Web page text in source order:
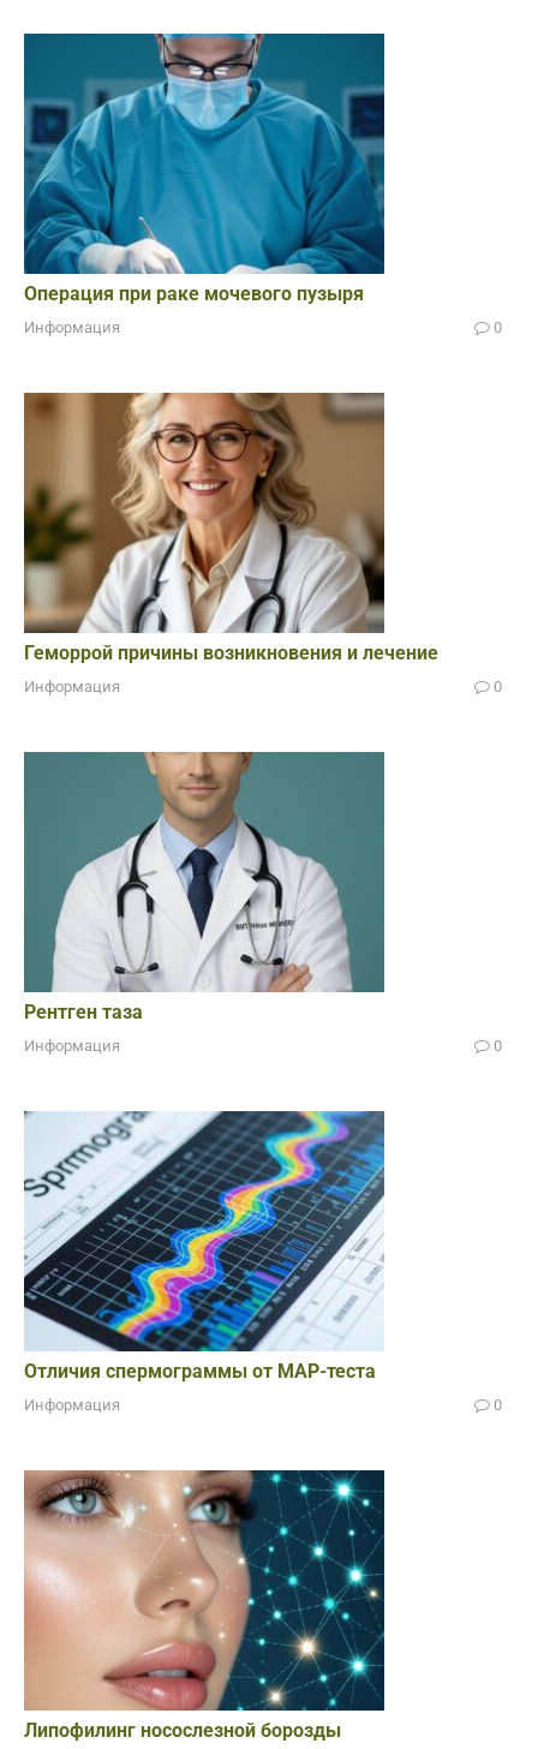
Операция при раке мочевого пузыря
Информация 0
Геморрой причины возникновения и лечение
Информация 0
Рентген таза
Информация 0
Отличия спермограммы от МАР-теста
Информация 0
Липофилинг носослезной борозды